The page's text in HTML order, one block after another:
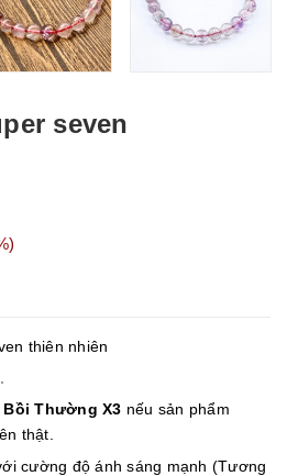
seven
thiên nhiên
Bồi Thường X3 nếu sản phẩm
thật.
cường độ ánh sáng mạnh (Tương